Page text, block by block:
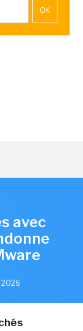
OK
avec
2026